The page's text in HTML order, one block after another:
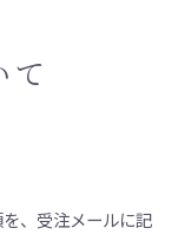
て
、受注メールに記